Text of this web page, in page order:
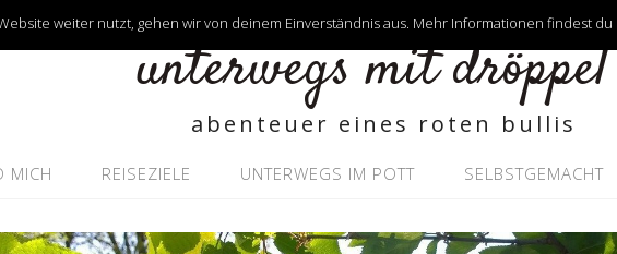
unterwegs mit dröppel
abenteuer eines roten bullis
MICH REISEZIELE UNTERWEGS IM POTT SELBSTGEMACHT
weiter nutzt, gehen wir von deinem Einverständnis aus. Mehr Informationen findest